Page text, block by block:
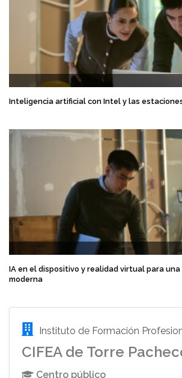
Inteligencia artificial con Intel y las
IA en el dispositivo y realidad virtual para
moderna
Instituto de Formación
CIFEA de Torre
Centro público